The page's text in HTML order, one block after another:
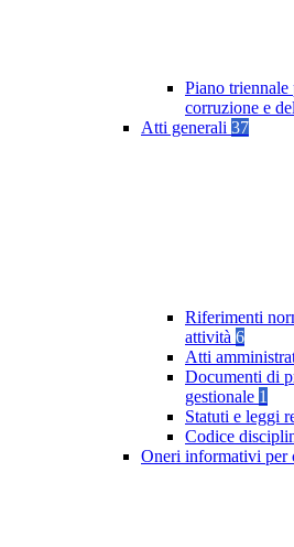
Piano triennale
corruzione e
Atti generali 37
Riferimenti
attività 6
Atti
Documenti di
gestionale 1
Statuti e leggi
Codice
Oneri informativi per